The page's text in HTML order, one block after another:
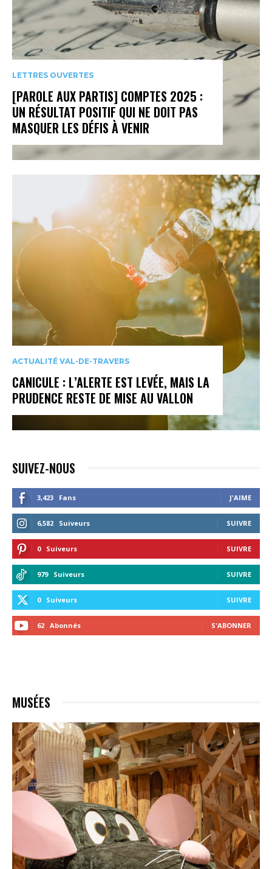
LETTRES OUVERTES
[PAROLE AUX PARTIS] COMPTES 2025 :
UN RÉSULTAT POSITIF QUI NE DOIT PAS
MASQUER LES DÉFIS À VENIR
ACTUALITÉ VAL-DE-TRAVERS
CANICULE : L’ALERTE EST LEVÉE, MAIS LA
PRUDENCE RESTE DE MISE AU VALLON
SUIVEZ-NOUS
3,423 Fans J'AIME
6,582 Suiveurs SUIVRE
0 Suiveurs SUIVRE
979 Suiveurs SUIVRE
0 Suiveurs SUIVRE
62 Abonnés S'ABONNER
MUSÉES